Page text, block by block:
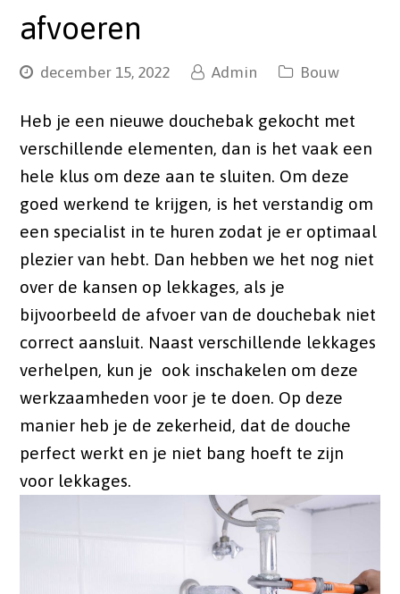
afvoeren
december 15, 2022 Admin Bouw
Heb je een nieuwe douchebak gekocht met
verschillende elementen, dan is het vaak een
hele klus om deze aan te sluiten. Om deze
goed werkend te krijgen, is het verstandig om
een specialist in te huren zodat je er optimaal
plezier van hebt. Dan hebben we het nog niet
over de kansen op lekkages, als je
bijvoorbeeld de afvoer van de douchebak niet
correct aansluit. Naast verschillende lekkages
verhelpen, kun je ook inschakelen om deze
werkzaamheden voor je te doen. Op deze
manier heb je de zekerheid, dat de douche
perfect werkt en je niet bang hoeft te zijn
voor lekkages.